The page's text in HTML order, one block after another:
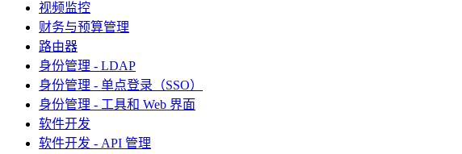
视频监控
财务与预算管理
路由器
身份管理 - LDAP
身份管理 - 单点登录（SSO）
身份管理 - 工具和 Web 界面
软件开发
软件开发 - API 管理